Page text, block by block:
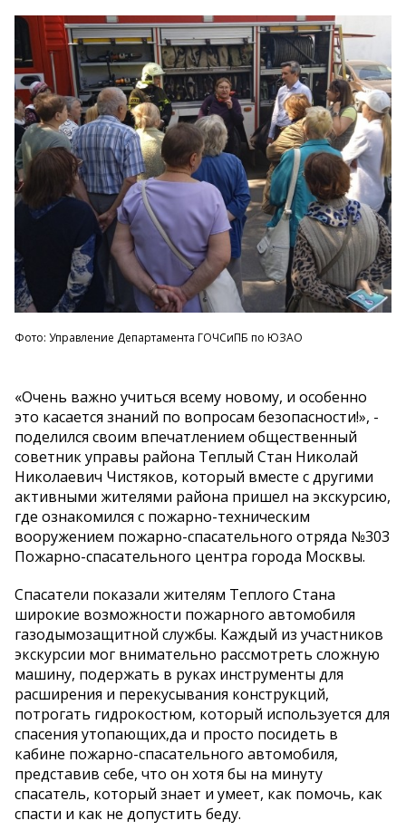
Фото: Управление Департамента ГОЧСиПБ по ЮЗАО
«Очень важно учиться всему новому, и особенно
это касается знаний по вопросам безопасности!», -
поделился своим впечатлением общественный
советник управы района Теплый Стан Николай
Николаевич Чистяков, который вместе с другими
активными жителями района пришел на экскурсию,
где ознакомился с пожарно-техническим
вооружением пожарно-спасательного отряда №303
Пожарно-спасательного центра города Москвы.
Спасатели показали жителям Теплого Стана
широкие возможности пожарного автомобиля
газодымозащитной службы. Каждый из участников
экскурсии мог внимательно рассмотреть сложную
машину, подержать в руках инструменты для
расширения и перекусывания конструкций,
потрогать гидрокостюм, который используется для
спасения утопающих,да и просто посидеть в
кабине пожарно-спасательного автомобиля,
представив себе, что он хотя бы на минуту
спасатель, который знает и умеет, как помочь, как
спасти и как не допустить беду.